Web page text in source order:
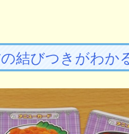
結びつきがわか